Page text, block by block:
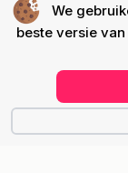
We
beste versie
Snelmenu